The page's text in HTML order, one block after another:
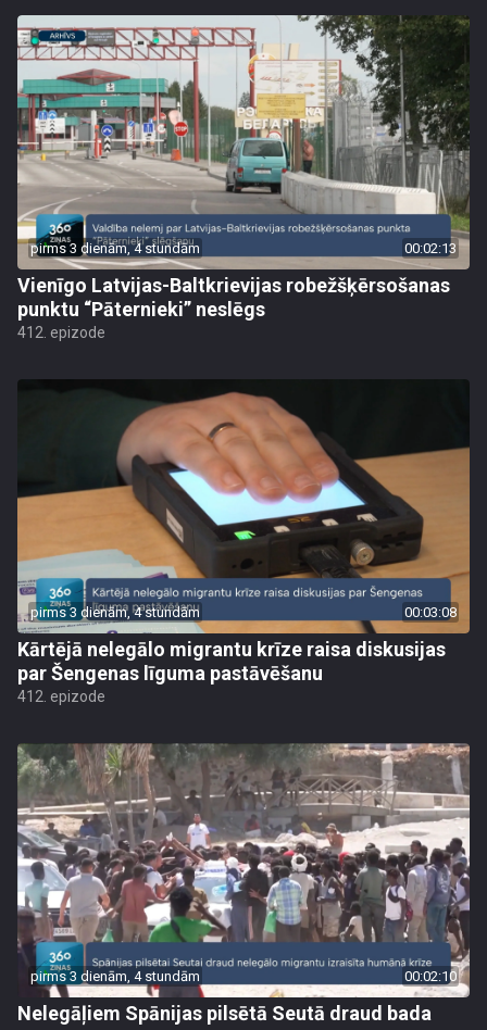
pirms 3 dienām, 4 stundām 00:02:13
Vienīgo Latvijas-Baltkrievijas robežšķērsošanas
punktu “Pāternieki” neslēgs
412. epizode
pirms 3 dienām, 4 stundām 00:03:08
Kārtējā nelegālo migrantu krīze raisa diskusijas
par Šengenas līguma pastāvēšanu
412. epizode
pirms 3 dienām, 4 stundām 00:02:10
Nelegāļiem Spānijas pilsētā Seutā draud bada